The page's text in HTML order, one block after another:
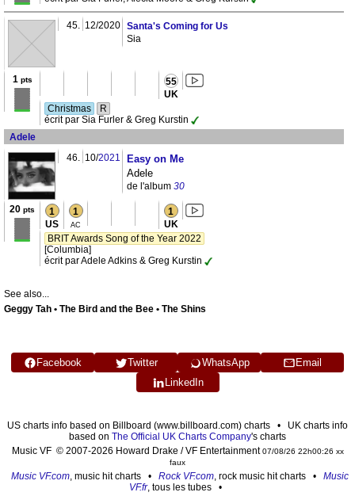
45. 12/2020 Santa's Coming for Us
Sia
1 pts 55
UK
Christmas
R
écrit par Sia Furler & Greg Kurstin
Adele
46. 10/2021
Easy on Me
Adele
de l'album 30
20 pts 1
US
1
AC
1
UK
BRIT Awards Song of the Year 2022
[Columbia]
écrit par Adele Adkins & Greg Kurstin
See also...
Geggy Tah • The Bird and the Bee • The Shins
Facebook Twitter WhatsApp
Email
LinkedIn
US charts info based on Billboard (www.billboard.com) charts • UK charts info
based on The Official UK Charts Company's charts
Music VF © 2007-2026 Howard Drake / VF Entertainment07/08/26 22h00:26 xx
faux
Music VF.com, music hit charts • Rock VF.com, rock music hit charts • Music
VF.fr, tous les tubes •